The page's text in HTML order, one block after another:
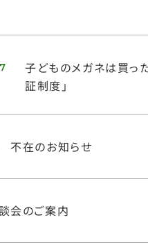
子どものメガネは買っ
証制度」
在のお知らせ
会のご案内